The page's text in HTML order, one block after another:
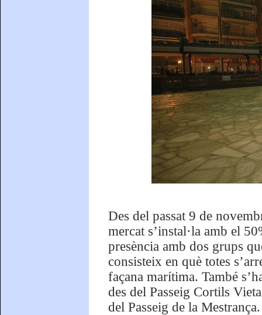
Des del passat 9 de
mercat s’instal·la amb el
presència amb dos grups
consisteix en què totes
façana marítima. També
des del Passeig Cortils
del Passeig de la Mestrança.